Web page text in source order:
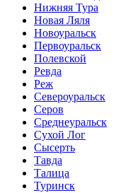
Нижняя Тура
Новая Ляля
Новоуральск
Первоуральск
Полевской
Ревда
Реж
Североуральск
Серов
Среднеуральск
Сухой Лог
Сысерть
Тавда
Талица
Туринск